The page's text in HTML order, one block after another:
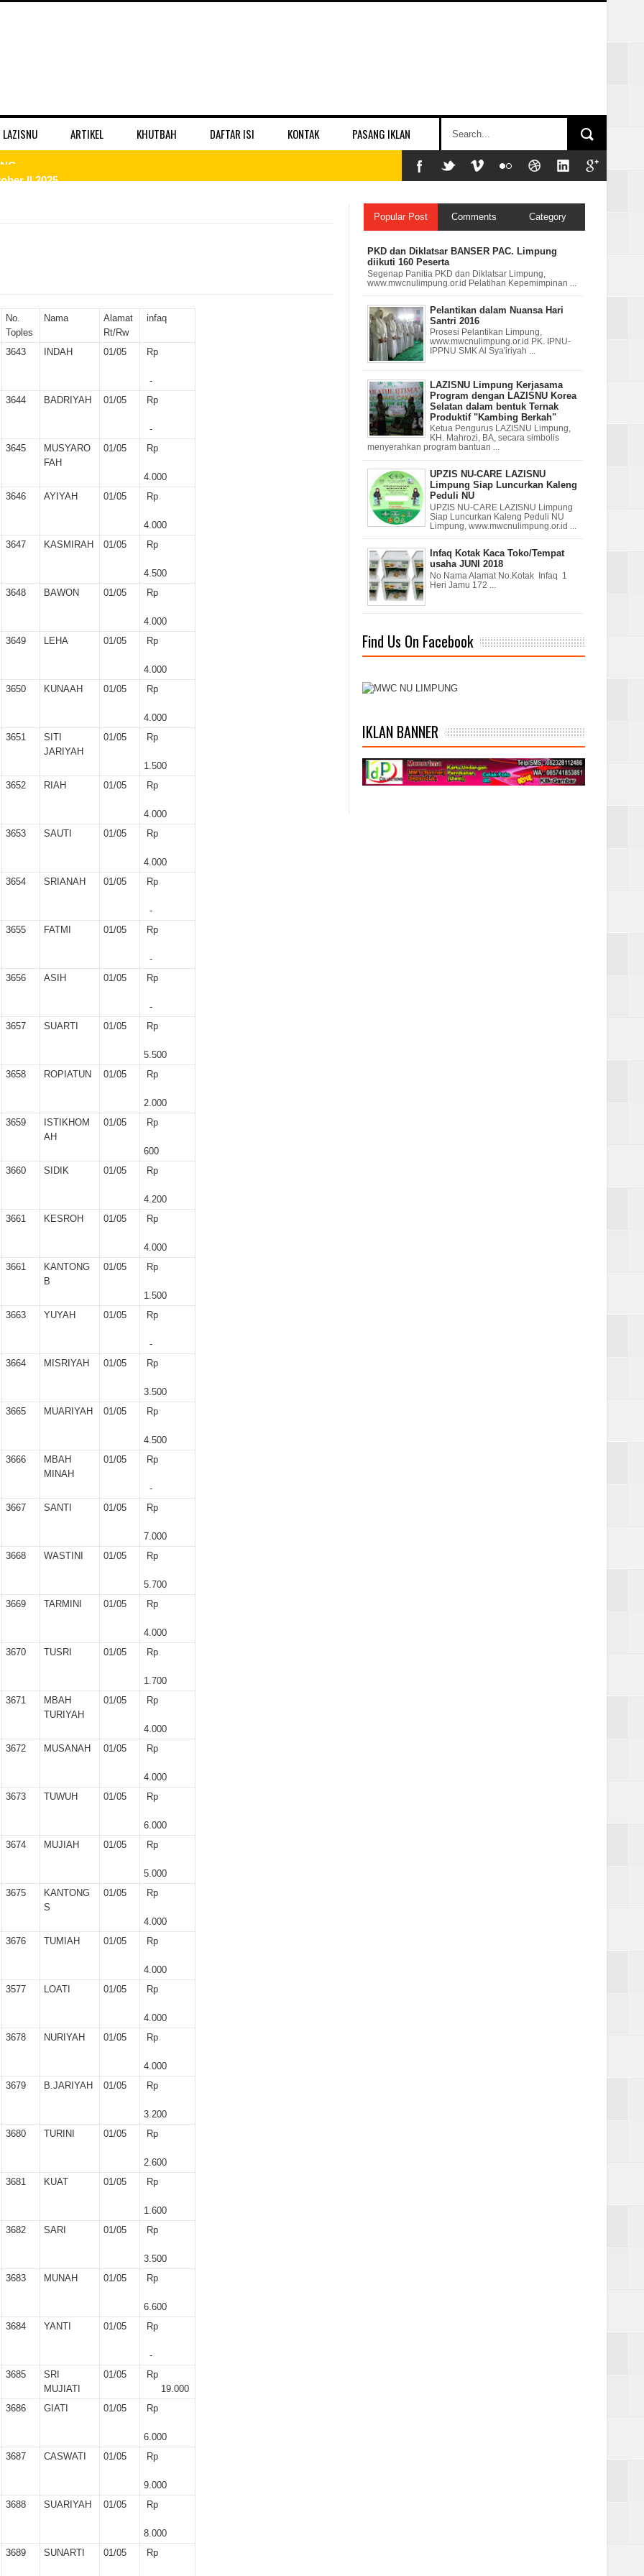
LAZISNU ARTIKEL KHUTBAH DAFTAR ISI KONTAK PASANG IKLAN
II 2025
II 2025
2025
II 2025
II 2025
II 2025
II 2025
2025
II 2025
2025
II 2025
II 2025
No.
Toples
Nama
Alamat
Rt/Rw
infaq
3643 INDAH 01/05 Rp
-
3644 BADRIYAH 01/05 Rp
-
3645
MUSYARO
FAH
01/05 Rp
4.000
3646 AYIYAH 01/05 Rp
4.000
3647 KASMIRAH 01/05 Rp
4.500
3648 BAWON 01/05 Rp
4.000
3649 LEHA 01/05 Rp
4.000
3650 KUNAAH 01/05 Rp
4.000
3651
SITI
JARIYAH
01/05 Rp
1.500
3652 RIAH 01/05 Rp
4.000
3653 SAUTI 01/05 Rp
4.000
3654 SRIANAH 01/05 Rp
-
3655 FATMI 01/05 Rp
-
3656 ASIH 01/05 Rp
-
3657 SUARTI 01/05 Rp
5.500
3658 ROPIATUN 01/05 Rp
2.000
3659
ISTIKHOM
AH
01/05 Rp
600
3660 SIDIK 01/05 Rp
4.200
3661 KESROH 01/05 Rp
4.000
3661
KANTONG
B
01/05 Rp
1.500
3663 YUYAH 01/05 Rp
-
3664 MISRIYAH 01/05 Rp
3.500
3665 MUARIYAH 01/05 Rp
4.500
3666
MBAH
MINAH
01/05 Rp
-
3667 SANTI 01/05 Rp
7.000
3668 WASTINI 01/05 Rp
5.700
3669 TARMINI 01/05 Rp
4.000
3670 TUSRI 01/05 Rp
1.700
3671
MBAH
TURIYAH
01/05 Rp
4.000
3672 MUSANAH 01/05 Rp
4.000
3673 TUWUH 01/05 Rp
6.000
3674 MUJIAH 01/05 Rp
5.000
3675
KANTONG
S
01/05 Rp
4.000
3676 TUMIAH 01/05 Rp
4.000
3577 LOATI 01/05 Rp
4.000
3678 NURIYAH 01/05 Rp
4.000
3679 B.JARIYAH 01/05 Rp
3.200
3680 TURINI 01/05 Rp
2.600
3681 KUAT 01/05 Rp
1.600
3682 SARI 01/05 Rp
3.500
3683 MUNAH 01/05 Rp
6.600
3684 YANTI 01/05 Rp
-
3685
SRI
MUJIATI
01/05
Rp
19.000
3686 GIATI 01/05 Rp
6.000
3687 CASWATI 01/05 Rp
9.000
3688 SUARIYAH 01/05 Rp
8.000
3689 SUNARTI 01/05 Rp
Popular Post Comments Category
PKD dan Diklatsar BANSER PAC. Limpung
diikuti 160 Peserta
Segenap Panitia PKD dan Diklatsar Limpung,
www.mwcnulimpung.or.id Pelatihan Kepemimpinan ...
Pelantikan dalam Nuansa Hari
Santri 2016
Prosesi Pelantikan Limpung,
www.mwcnulimpung.or.id PK. IPNU-
IPPNU SMK Al Sya'iriyah ...
LAZISNU Limpung Kerjasama
Program dengan LAZISNU Korea
Selatan dalam bentuk Ternak
Produktif "Kambing Berkah"
Ketua Pengurus LAZISNU Limpung,
KH. Mahrozi, BA, secara simbolis
menyerahkan program bantuan ...
UPZIS NU-CARE LAZISNU
Limpung Siap Luncurkan Kaleng
Peduli NU
UPZIS NU-CARE LAZISNU Limpung
Siap Luncurkan Kaleng Peduli NU
Limpung, www.mwcnulimpung.or.id ...
Infaq Kotak Kaca Toko/Tempat
usaha JUNI 2018
No Nama Alamat No.Kotak Infaq 1
Heri Jamu 172 ...
Find Us On Facebook
IKLAN BANNER